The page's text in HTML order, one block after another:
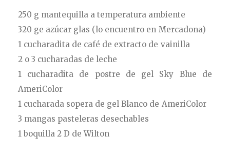
250 g mantequilla a temperatura ambiente
320 ge azúcar glas (lo encuentro en Mercadona)
1 cucharadita de café de extracto de vainilla
2 o 3 cucharadas de leche
1 cucharadita de postre de gel Sky Blue de
AmeriColor
1 cucharada sopera de gel Blanco de AmeriColor
3 mangas pasteleras desechables
1 boquilla 2 D de Wilton